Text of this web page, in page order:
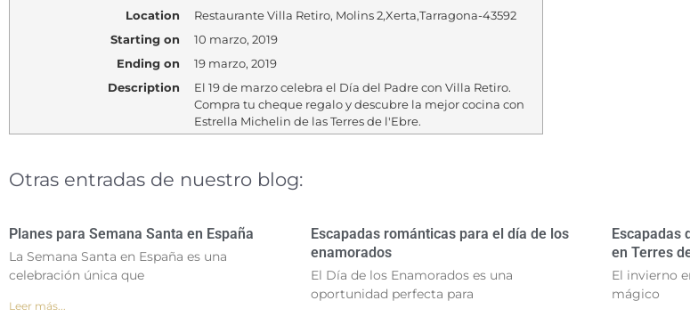
Location
Restaurante Villa Retiro, Molins 2,Xerta,Tarragona-43592
Starting on
10 marzo, 2019
Ending on
19 marzo, 2019
Description
El 19 de marzo celebra el Día del Padre con Villa Retiro.
Compra tu cheque regalo y descubre la mejor cocina con
Estrella Michelin de las Terres de l'Ebre.
Otras entradas de nuestro blog:
Planes para Semana Santa en España
La Semana Santa en España es una
celebración única que
Leer más...
Escapadas románticas para el día de los
enamorados
El Día de los Enamorados es una
oportunidad perfecta para
Escapadas
en Terres
El invierno
mágico